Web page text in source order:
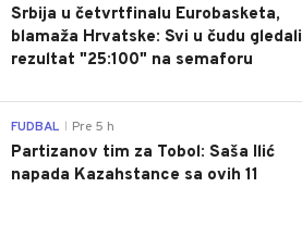
Srbija u četvrtfinalu Eurobasketa,
blamaža Hrvatske: Svi u čudu gledali
rezultat "25:100" na semaforu
FUDBAL Pre 5 h
Partizanov tim za Tobol: Saša Ilić
napada Kazahstance sa ovih 11